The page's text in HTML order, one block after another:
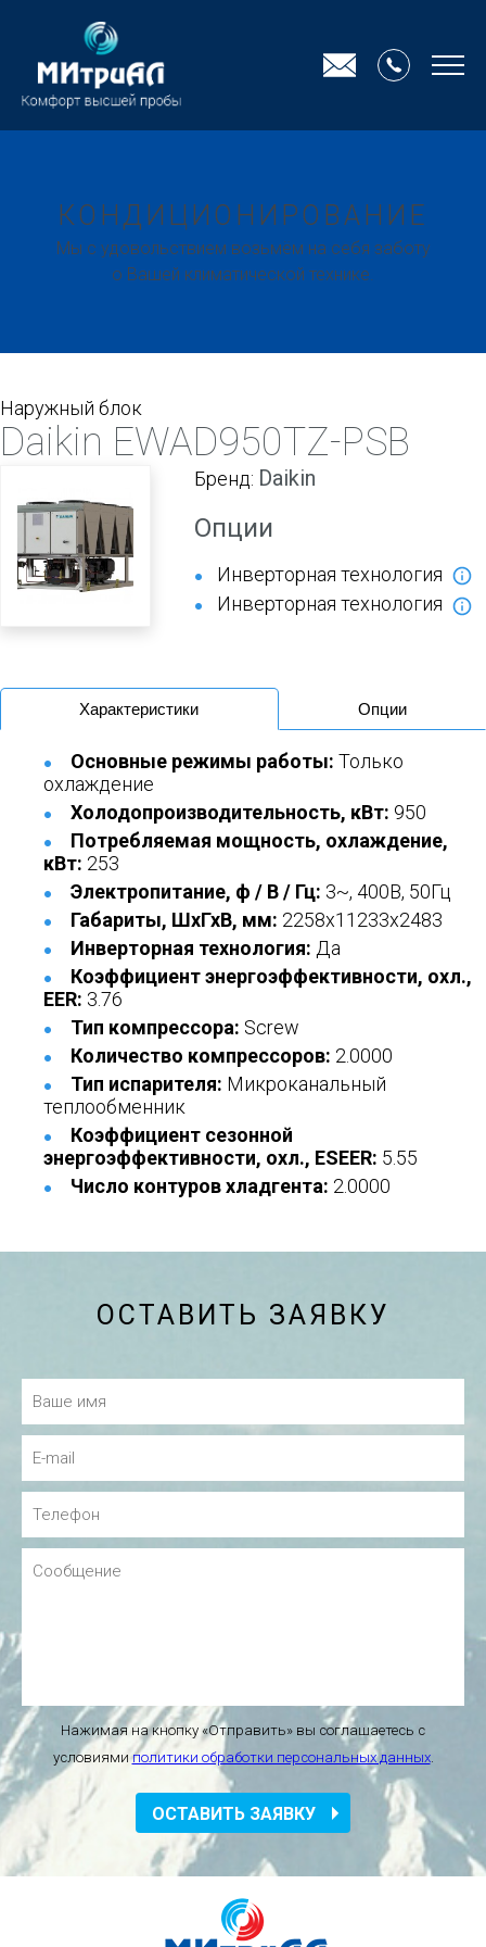
КОНДИЦИОНИРОВАНИЕ
Мы с удовольствием возьмём на себя заботу
о Вашей климатической технике.
Наружный блок
Daikin EWAD950TZ-PSB
Бренд: Daikin
Опции
Инверторная технология
Инверторная технология
Характеристики Опции
Основные режимы работы: Только
охлаждение
Холодопроизводительность, кВт: 950
Потребляемая мощность, охлаждение,
кВт: 253
Электропитание, ф / В / Гц: 3~, 400В, 50Гц
Габариты, ШхГхВ, мм: 2258x11233x2483
Инверторная технология: Да
Коэффициент энергоэффективности, охл.,
EER: 3.76
Тип компрессора: Screw
Количество компрессоров: 2.0000
Тип испарителя: Микроканальный
теплообменник
Коэффициент сезонной
энергоэффективности, охл., ESEER: 5.55
Число контуров хладгента: 2.0000
ОСТАВИТЬ ЗАЯВКУ
Нажимая на кнопку «Отправить» вы соглашаетесь с
условиямиполитики обработки персональных данных.
ОСТАВИТЬ ЗАЯВКУ